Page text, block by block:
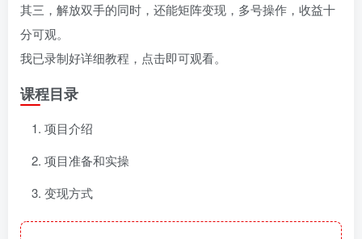
其三，解放双手的同时，还能矩阵变现，多号操作，收益十
分可观。
我已录制好详细教程，点击即可观看。
课程目录
项目介绍
项目准备和实操
变现方式